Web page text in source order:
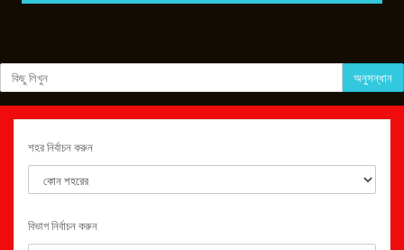
অনুসন্ধান
শহর নির্বাচন করুন
বিভাগ নির্বাচন করুন